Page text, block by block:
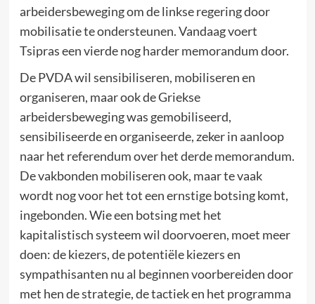
arbeidersbeweging om de linkse regering door
mobilisatie te ondersteunen. Vandaag voert
Tsipras een vierde nog harder memorandum door.
De PVDA wil sensibiliseren, mobiliseren en
organiseren, maar ook de Griekse
arbeidersbeweging was gemobiliseerd,
sensibiliseerde en organiseerde, zeker in aanloop
naar het referendum over het derde memorandum.
De vakbonden mobiliseren ook, maar te vaak
wordt nog voor het tot een ernstige botsing komt,
ingebonden. Wie een botsing met het
kapitalistisch systeem wil doorvoeren, moet meer
doen: de kiezers, de potentiële kiezers en
sympathisanten nu al beginnen voorbereiden door
met hen de strategie, de tactiek en het programma